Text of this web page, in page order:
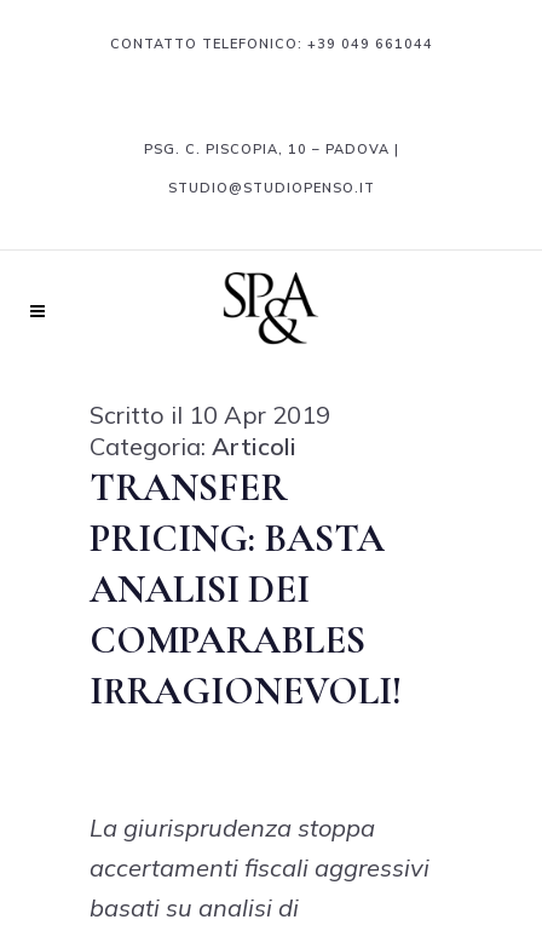
CONTATTO TELEFONICO: +39 049 661044
PSG. C. PISCOPIA, 10 – PADOVA |
STUDIO@STUDIOPENSO.IT
Scritto il 10 Apr 2019
Categoria: Articoli
TRANSFER
PRICING: BASTA
ANALISI DEI
COMPARABLES
IRRAGIONEVOLI!
La giurisprudenza stoppa
accertamenti fiscali aggressivi
basati su analisi di